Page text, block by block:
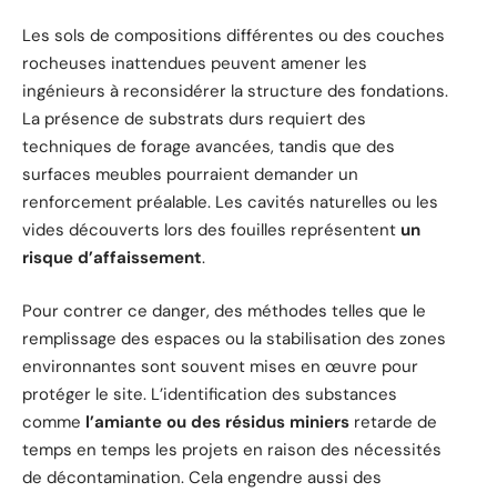
Les sols de compositions différentes ou des couches
rocheuses inattendues peuvent amener les
ingénieurs à reconsidérer la structure des fondations.
La présence de substrats durs requiert des
techniques de forage avancées, tandis que des
surfaces meubles pourraient demander un
renforcement préalable. Les cavités naturelles ou les
vides découverts lors des fouilles représentent un
risque d’affaissement.
Pour contrer ce danger, des méthodes telles que le
remplissage des espaces ou la stabilisation des zones
environnantes sont souvent mises en œuvre pour
protéger le site. L’identification des substances
comme l’amiante ou des résidus miniers retarde de
temps en temps les projets en raison des nécessités
de décontamination. Cela engendre aussi des